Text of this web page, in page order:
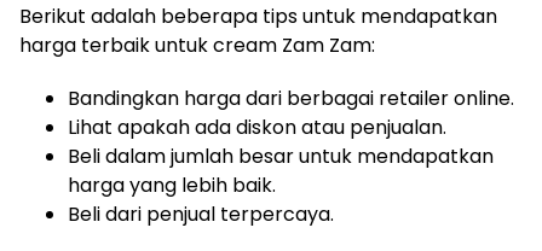
Berikut adalah beberapa tips untuk mendapatkan
harga terbaik untuk cream Zam Zam:
Bandingkan harga dari berbagai retailer online.
Lihat apakah ada diskon atau penjualan.
Beli dalam jumlah besar untuk mendapatkan
harga yang lebih baik.
Beli dari penjual terpercaya.